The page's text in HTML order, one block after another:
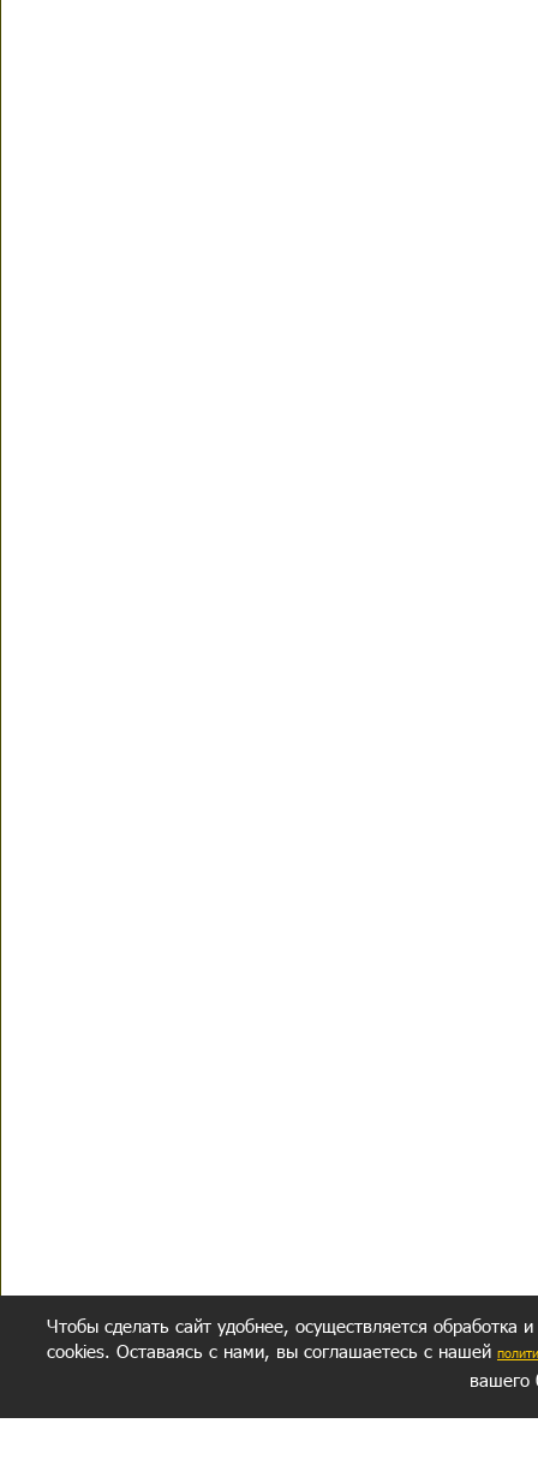
Чтобы сделать сайт удобнее, осуществляется обработка
cookies. Оставаясь с нами, вы соглашаетесь с нашей
вашего